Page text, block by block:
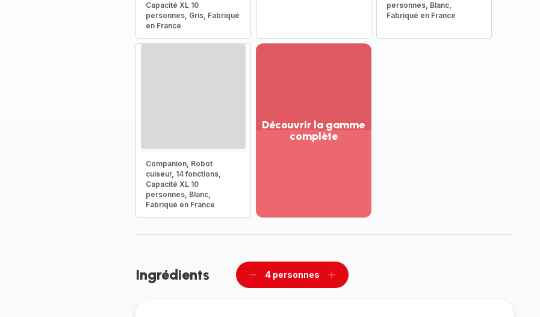
Capacité XL 10
personnes, Gris, Fabriqué
en France
personnes, Blanc,
Fabriqué en France
Companion, Robot
cuiseur, 14 fonctions,
Capacité XL 10
personnes, Blanc,
Fabriqué en France
Découvrir la gamme
complète
complète
Ingrédients
Supprimer
4 personnes
Ajouter